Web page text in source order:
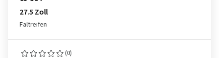
27.5 Zoll
Faltreifen
(0)